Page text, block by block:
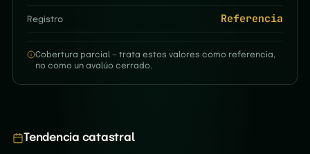
Registro Referencia
Cobertura parcial — trata estos valores como referencia,
no como un avalúo cerrado.
Tendencia catastral